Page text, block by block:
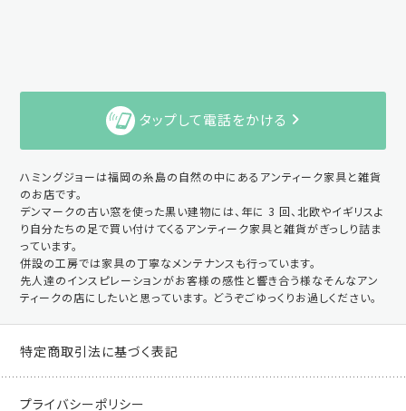
タップして電話をかける
ハミングジョーは福岡の糸島の自然の中にあるアンティーク家具と雑貨
のお店です。
デンマークの古い窓を使った黒い建物には、年に 3 回、北欧やイギリスよ
り自分たちの足で買い付けてくるアンティーク家具と雑貨がぎっしり詰ま
っています。
併設の工房では家具の丁寧なメンテナンスも行っています。
先人達のインスピレーションがお客様の感性と響き合う様なそんなアン
ティークの店にしたいと思っています。 どうぞごゆっくりお過しください。
特定商取引法に基づく表記
プライバシーポリシー